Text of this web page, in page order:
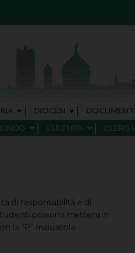
DIOCESI DOCUMENTI
CULTURA CLERO
di responsabilità e di
possono mettersi in
la “P” maiuscola.